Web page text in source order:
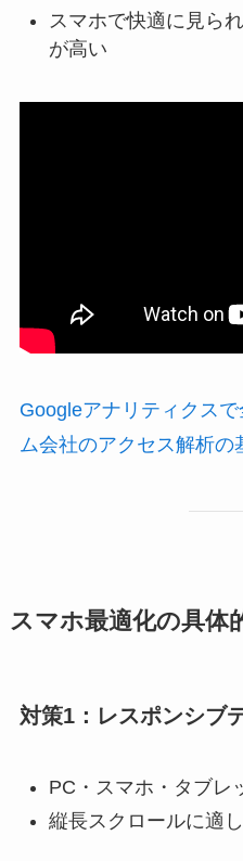
スマホで快適に見ら
が高い
Googleアナリティクス
ム会社のアクセス解析の
スマホ最適化の具体
対策1：レスポンシブ
PC・スマホ・タブレ
縦長スクロールに適